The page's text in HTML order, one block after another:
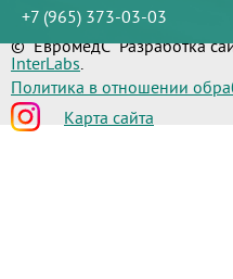
+7 (965) 373-03-03
© "ЕвромедС" Разработка
InterLabs.
Политика в отношении
Карта сайта